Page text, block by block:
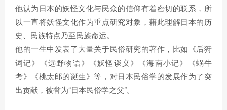
他认为日本的妖怪文化与民众的信仰有着密切的联系，所
以一直将妖怪文化作为重点研究对象，藉此理解日本的历
史、民族特点乃至民族命运。
他的一生中发表了大量关于民俗研究的著作，比如《后狩
词记》《远野物语》《妖怪谈义》《海南小记》《蜗牛
考》《桃太郎的诞生》等，对日本民俗学的发展作为了突
出贡献，被誉为“日本民俗学之父”。